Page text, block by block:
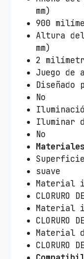
mm)
900
Altura
mm)
2
Juego de
Diseñado
No
Iluminar
No
Materiales
Superficie
suave
Material
CLORURO
Material
CLORURO
Material
CLORURO